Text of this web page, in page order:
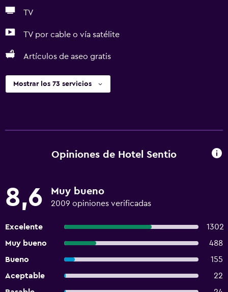
TV
TV por cable o vía satélite
Artículos de aseo gratis
Mostrar los 73 servicios
Opiniones de Hotel Sentio
8,6 Muy bueno
2009 opiniones verificadas
Excelente
1302
Muy bueno
488
Bueno
155
Aceptable
22